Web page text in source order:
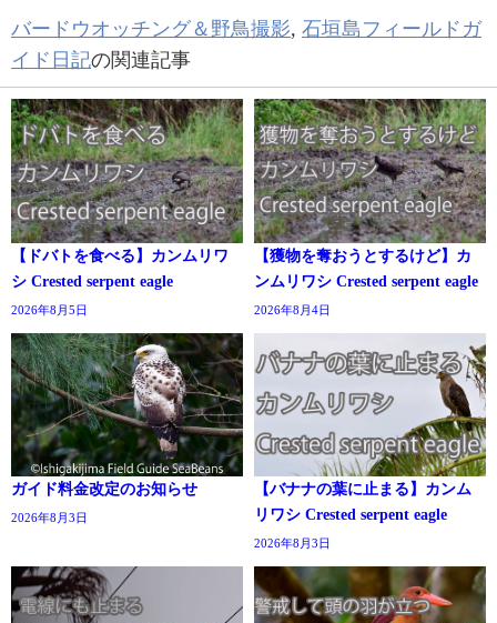
バードウオッチング＆野鳥撮影, 石垣島フィールドガ
イド日記の関連記事
【ドバトを食べる】カンムリワ
シ Crested serpent eagle
2026年8月5日
【獲物を奪おうとするけど】カ
ンムリワシ Crested serpent eagle
2026年8月4日
ガイド料金改定のお知らせ
2026年8月3日
【バナナの葉に止まる】カンム
リワシ Crested serpent eagle
2026年8月3日